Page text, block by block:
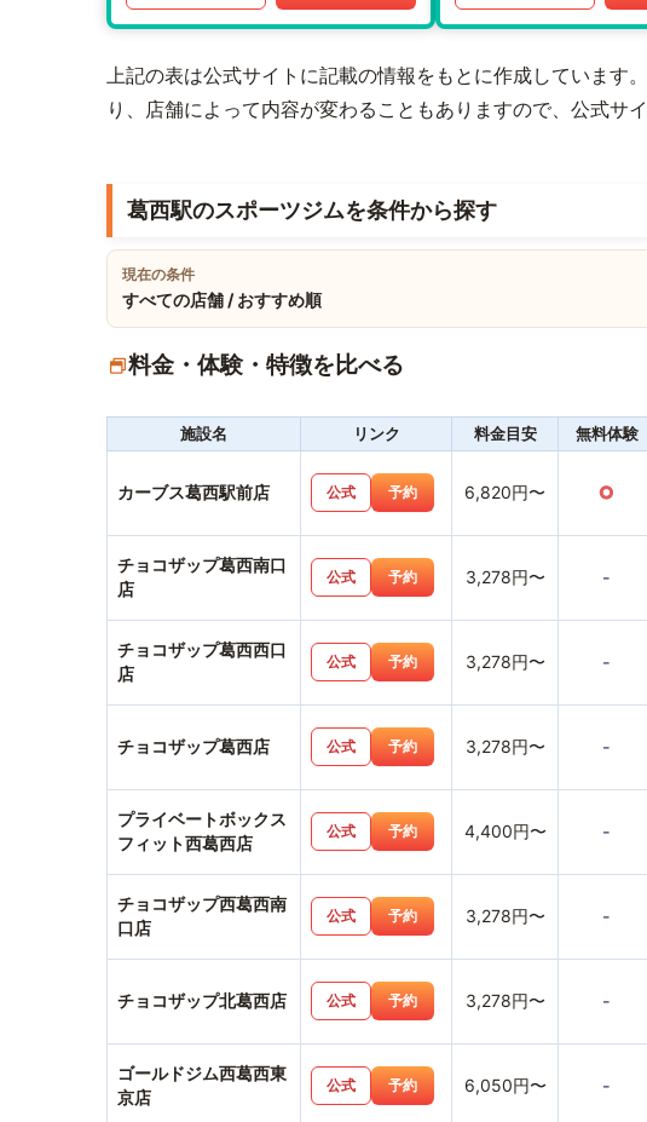
上記の表は公式サイトに記載の情報をもとに作成しています
り、店舗によって内容が変わることもありますので、公式サ
葛西駅のスポーツジムを条件から探す
現在の条件
すべての店舗 / おすすめ順
料金・体験・特徴を比べる
施設名 リンク 料金目安 無料体験
カーブス葛西駅前店 公式 予約 6,820円〜 ○
チョコザップ葛西南口
店
公式 予約 3,278円〜 -
チョコザップ葛西西口
店
公式 予約 3,278円〜 -
チョコザップ葛西店 公式 予約 3,278円〜 -
プライベートボックス
フィット西葛西店
公式 予約 4,400円〜 -
チョコザップ西葛西南
口店
公式 予約 3,278円〜 -
チョコザップ北葛西店 公式 予約 3,278円〜 -
ゴールドジム西葛西東
京店
公式 予約 6,050円〜 -